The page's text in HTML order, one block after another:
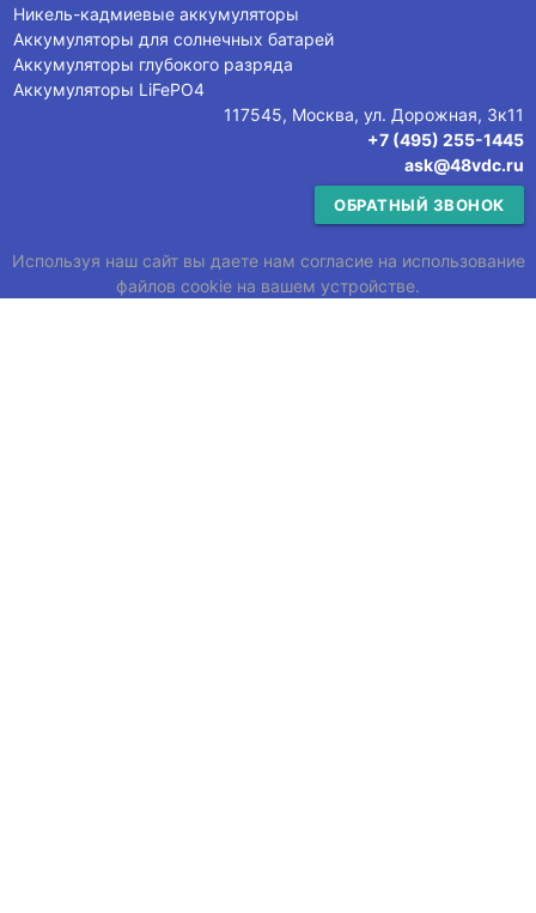
Никель-кадмиевые аккумуляторы
Аккумуляторы для солнечных батарей
Аккумуляторы глубокого разряда
Аккумуляторы LiFePO4
117545, Москва, ул. Дорожная, 3к11
+7 (495) 255-1445
ask@48vdc.ru
ОБРАТНЫЙ ЗВОНОК
Используя наш сайт вы даете нам согласие на использование
файлов cookie на вашем устройстве.